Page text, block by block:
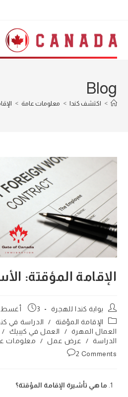
Blog
> اكتشف كندا > معلومات عامة >
الإقامة المؤقتة:
Post
author:
بوابة كندا للهجرة
Post
3 أغسطس 2024
Post
category:
الإقامة المؤقتة / الدراسة في
العمال المهرة / العمل في كيبيك /
الدراسة / عرض عمل /
معلومات
Post
2 Comments
ما هي تأشيرة الإقامة المؤقتة؟